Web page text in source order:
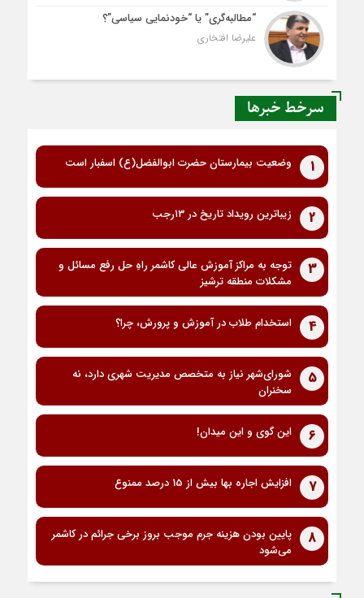
“مطالبه‌گری” یا “خودنمایی سیاسی”؟
علیرضا افتخاری
سرخط خبرها
1 وضعیت بیمارستان حضرت ابوالفضل(ع) اسفبار است
2 زیباترین رویداد تاریخ در ۱۳رجب
3
توجه به مراکز آموزش عالی کاشمر راهِ حل رفع مسائل و
مشکلات منطقه ترشیز
4 استخدام طلاب در آموزش و پرورش، چرا؟
5
شورای‌شهر نیاز به متخصص مدیریت شهری دارد، نه
سخنران
6 این گوی و این میدان!
7 افزایش اجاره بها بیش از 15 درصد ممنوع
8
پایین بودن هزینه جرم موجب بروز برخی جرائم در کاشمر
می‌شود